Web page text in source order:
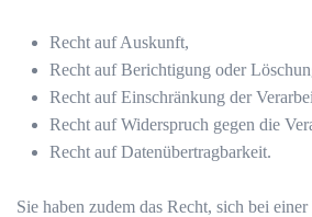
Recht auf Auskunft,
Recht auf Berichtigung oder
Recht auf Einschränkung der
Recht auf Widerspruch gegen die
Recht auf Datenübertragbarkeit.
Sie haben zudem das Recht, sich bei